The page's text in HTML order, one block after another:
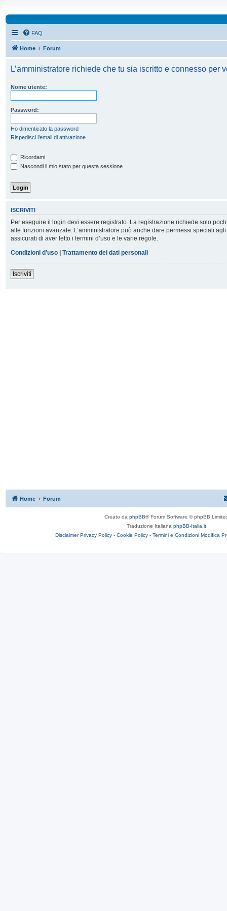
FAQ
Home Forum
L’amministratore richiede che tu sia iscritto e connesso per
Nome utente:
Password:
Ho dimenticato la password
Rispedisci l’email di attivazione
Ricordami
Nascondi il mio stato per questa sessione
ISCRIVITI
Per eseguire il login devi essere registrato. La registrazione richiede solo
alle funzioni avanzate. L’amministratore può anche dare permessi speciali
assicurati di aver letto i termini d’uso e le varie regole.
Condizioni d’uso | Trattamento dei dati personali
Iscriviti
Home Forum
Creato da phpBB® Forum Software © phpBB
Traduzione Italiana phpBB-Italia.it
Disclaimer Privacy Policy - Cookie Policy - Termini e Condizioni Modifica